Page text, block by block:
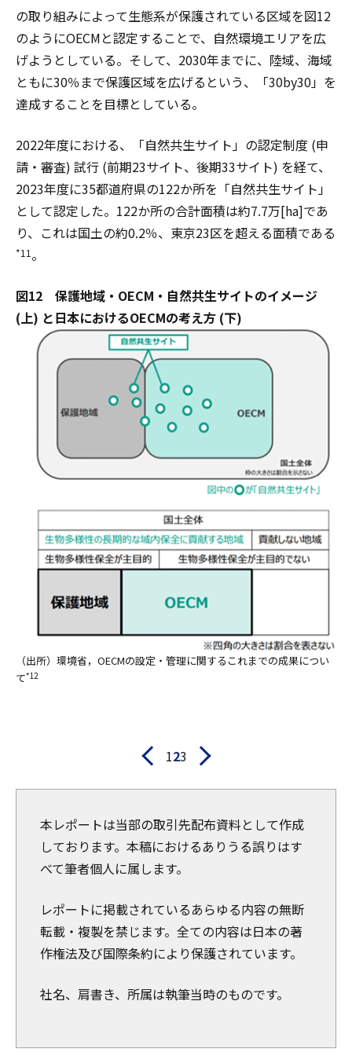
の取り組みによって生態系が保護されている区域を図12
のようにOECMと認定することで、自然環境エリアを広
げようとしている。そして、2030年までに、陸域、海域
ともに30％まで保護区域を広げるという、「30by30」を
達成することを目標としている。
2022年度における、「自然共生サイト」の認定制度 (申
請・審査) 試行 (前期23サイト、後期33サイト) を経て、
2023年度に35都道府県の122か所を「自然共生サイト」
として認定した。122か所の合計面積は約7.7万[ha]であ
り、これは国土の約0.2％、東京23区を超える面積である
*11 。
図12 保護地域・OECM・自然共生サイトのイメージ
(上) と日本におけるOECMの考え方 (下)
（出所）環境省，OECMの設定・管理に関するこれまでの成果につい
て*12
123
本レポートは当部の取引先配布資料として作成
しております。本稿におけるありうる誤りはす
べて筆者個人に属します。
レポートに掲載されているあらゆる内容の無断
転載・複製を禁じます。全ての内容は日本の著
作権法及び国際条約により保護されています。
社名、肩書き、所属は執筆当時のものです。